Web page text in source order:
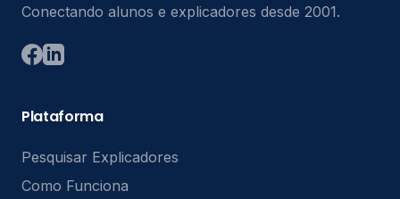
Conectando alunos e explicadores desde 2001.
Plataforma
Pesquisar Explicadores
Como Funciona